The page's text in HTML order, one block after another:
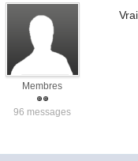
Membres
96 messages